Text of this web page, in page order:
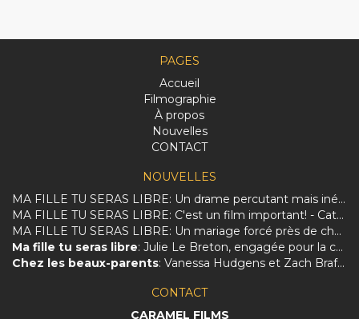
PAGES
Accueil
Filmographie
À propos
Nouvelles
CONTACT
NOUVELLES
MA FILLE TU SERAS LIBRE: Un drame percutant mais inégal sur la dure réalité des femmes afghanes.
MA FILLE TU SERAS LIBRE: C'est un film important! - Catherine Perrin
MA FILLE TU SERAS LIBRE: Un mariage forcé près de chez vous
Ma fille tu seras libre: Julie Le Breton, engagée pour la culture et les femmes
Chez les beaux-parents: Vanessa Hudgens et Zach Braff charmés par le Québec et Évelyne Brochu
CONTACT
CARAMEL FILMS